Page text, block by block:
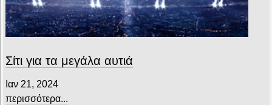
Σίτι για τα μεγάλα αυτιά
Ιαν 21, 2024
περισσότερα...